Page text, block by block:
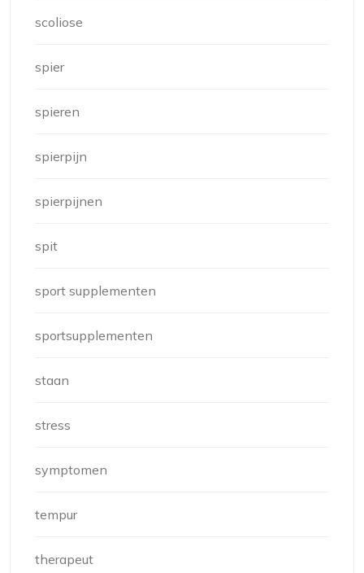
scoliose
spier
spieren
spierpijn
spierpijnen
spit
sport supplementen
sportsupplementen
staan
stress
symptomen
tempur
therapeut